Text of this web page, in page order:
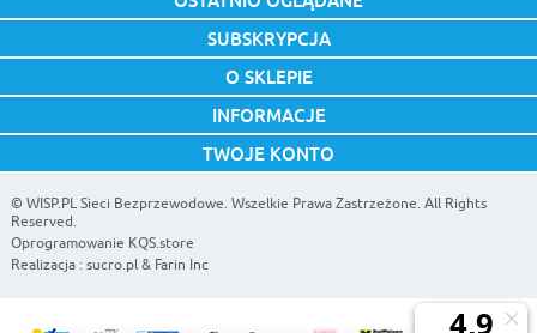
SUBSKRYPCJA
O SKLEPIE
INFORMACJE
TWOJE KONTO
© WISP.PL Sieci Bezprzewodowe. Wszelkie Prawa Zastrzeżone. All Rights
Reserved.
Oprogramowanie KQS.store
Realizacja : sucro.pl& Farin Inc